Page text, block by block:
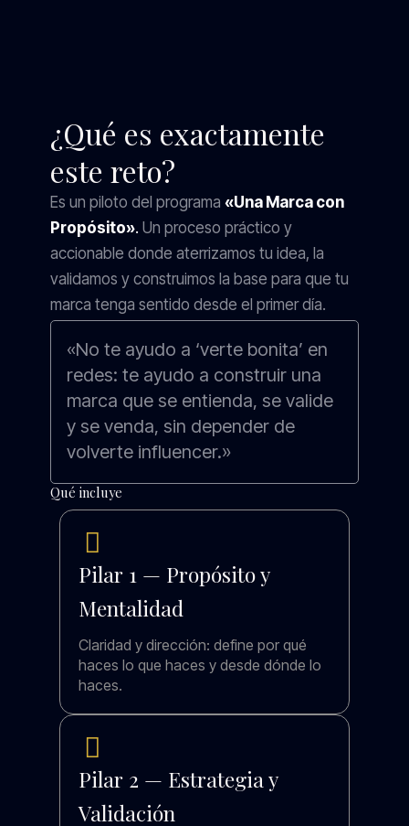
¿Qué es exactamente
este reto?
Es un piloto del programa «Una Marca con
Propósito». Un proceso práctico y
accionable donde aterrizamos tu idea, la
validamos y construimos la base para que tu
marca tenga sentido desde el primer día.
«No te ayudo a ‘verte bonita’ en
redes: te ayudo a construir una
marca que se entienda, se valide
y se venda, sin depender de
volverte influencer.»
Qué incluye
Pilar 1 — Propósito y
Mentalidad
Claridad y dirección: define por qué
haces lo que haces y desde dónde lo
haces.
Pilar 2 — Estrategia y
Validación